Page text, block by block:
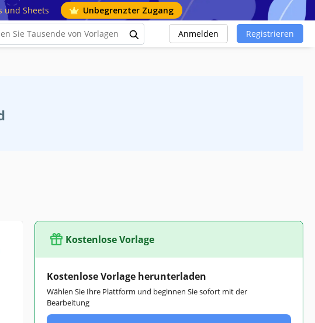
und Sheets Unbegrenzter Zugang
Anmelden Registrieren
Kostenlose Vorlage
Kostenlose Vorlage herunterladen
Wählen Sie Ihre Plattform und beginnen Sie sofort mit der
Bearbeitung